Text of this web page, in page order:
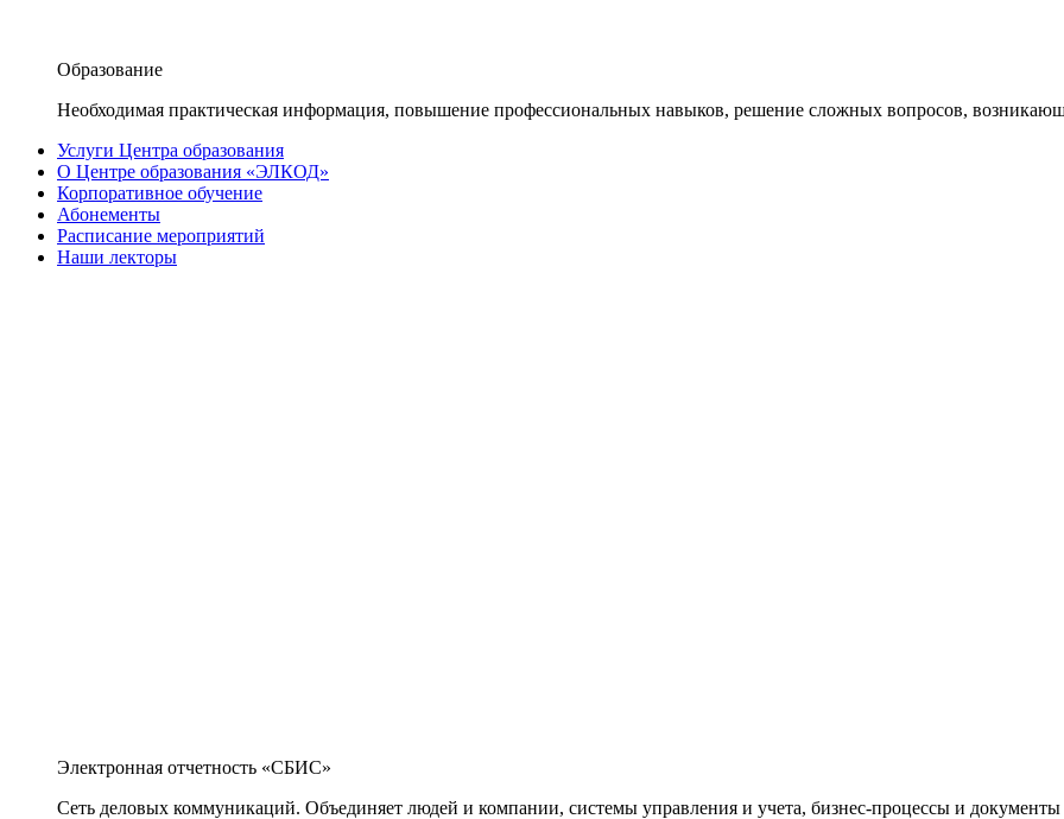
Образование
Необходимая практическая информация, повышение профессиональных навыков, решение сложных вопросов,
Услуги Центра образования
О Центре образования «ЭЛКОД»
Корпоративное обучение
Абонементы
Расписание мероприятий
Наши лекторы
Электронная отчетность «СБИС»
Сеть деловых коммуникаций. Объединяет людей и компании, системы управления и учета, бизнес-процессы и документы